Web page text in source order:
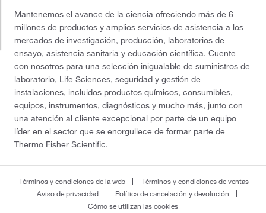
Mantenemos el avance de la ciencia ofreciendo más de 6
millones de productos y amplios servicios de asistencia a los
mercados de investigación, producción, laboratorios de
ensayo, asistencia sanitaria y educación científica. Cuente
con nosotros para una selección inigualable de suministros de
laboratorio, Life Sciences, seguridad y gestión de
instalaciones, incluidos productos químicos, consumibles,
equipos, instrumentos, diagnósticos y mucho más, junto con
una atención al cliente excepcional por parte de un equipo
líder en el sector que se enorgullece de formar parte de
Thermo Fisher Scientific.
Términos y condiciones de la web
Términos y condiciones de ventas
Aviso de privacidad
Política de cancelación y devolución
Cómo se utilizan las cookies